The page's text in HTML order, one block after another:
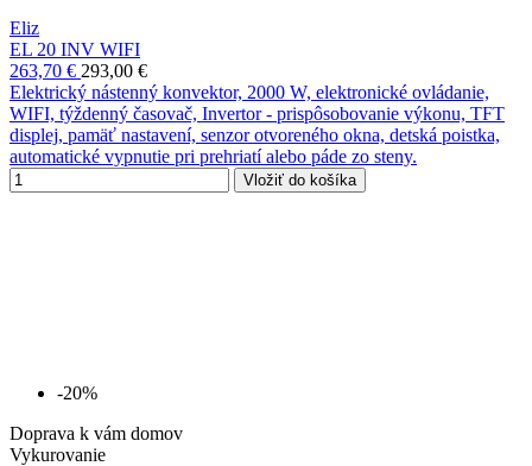
Eliz
EL 20 INV WIFI
263,70 € 293,00 €
Elektrický nástenný konvektor, 2000 W, elektronické ovládanie,
WIFI, týždenný časovač, Invertor - prispôsobovanie výkonu, TFT
displej, pamäť nastavení, senzor otvoreného okna, detská poistka,
automatické vypnutie pri prehriatí alebo páde zo steny.
Vložiť do košíka
-20%
Doprava k vám domov
Vykurovanie